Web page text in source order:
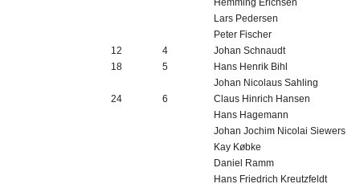
Hemming Erichsen
Lars Pedersen
Peter Fischer
12
4
Johan Schnaudt
18
5
Hans Henrik Bihl
Johan Nicolaus Sahling
24
6
Claus Hinrich Hansen
Hans Hagemann
Johan Jochim Nicolai Siewers
Kay Købke
Daniel Ramm
Hans Friedrich Kreutzfeldt